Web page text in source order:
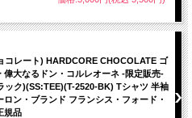
コレート) HARDCORE CHOCOLATE ゴ
偉大なるドン・コルレオーネ -限定販売-
ック)(SS:TEE)(T-2520-BK) Tシャツ 半袖
ロン・ブランド フランシス・フォード・
規品